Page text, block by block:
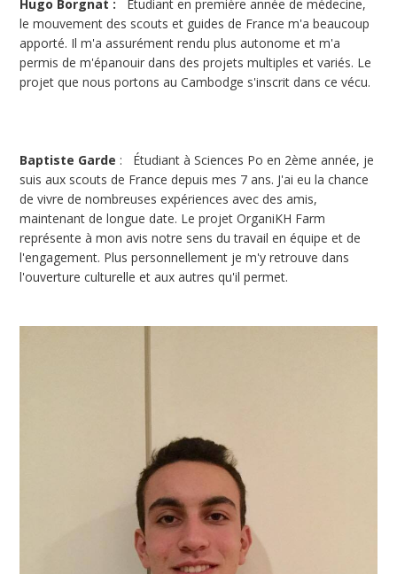
Hugo Borgnat : Etudiant en première année de médecine,
le mouvement des scouts et guides de France m'a beaucoup
apporté. Il m'a assurément rendu plus autonome et m'a
permis de m'épanouir dans des projets multiples et variés. Le
projet que nous portons au Cambodge s'inscrit dans ce vécu.
Baptiste Garde : Étudiant à Sciences Po en 2ème année, je
suis aux scouts de France depuis mes 7 ans. J'ai eu la chance
de vivre de nombreuses expériences avec des amis,
maintenant de longue date. Le projet OrganiKH Farm
représente à mon avis notre sens du travail en équipe et de
l'engagement. Plus personnellement je m'y retrouve dans
l'ouverture culturelle et aux autres qu'il permet.